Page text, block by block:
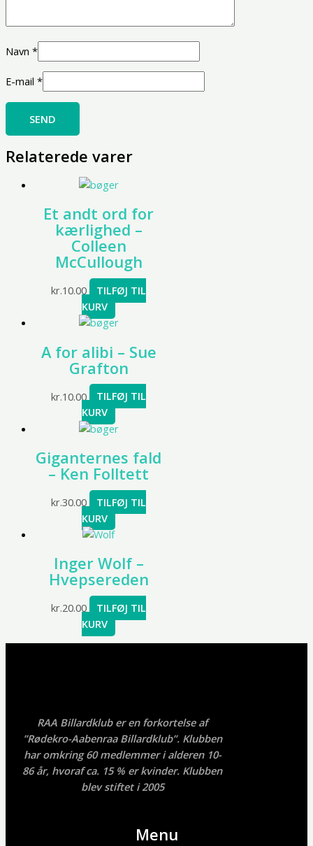
Navn *
E-mail *
Relaterede varer
Et andt ord for
kærlighed –
Colleen
McCullough
kr.10.00
TILFØJ TIL
KURV
A for alibi – Sue
Grafton
kr.10.00
TILFØJ TIL
KURV
Giganternes fald
– Ken Folltett
kr.30.00
TILFØJ TIL
KURV
Inger Wolf –
Hvepsereden
kr.20.00
TILFØJ TIL
KURV
RAA Billardklub er en forkortelse af
”Rødekro-Aabenraa Billardklub”. Klubben
har omkring 60 medlemmer i alderen 10-
86 år, hvoraf ca. 15 % er kvinder. Klubben
blev stiftet i 2005
Menu